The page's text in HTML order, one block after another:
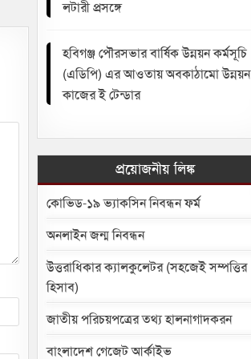
লটারী প্রসঙ্গে
হবিগঞ্জ পৌরসভার বার্ষিক উন্নয়ন কর্মসূচি
(এডিপি) এর আওতায় অবকাঠামো উন্নয়ন
কাজের ই টেন্ডার
প্রয়োজনীয় লিঙ্ক
কোভিড-১৯ ভ্যাকসিন নিবন্ধন ফর্ম
অনলাইন জন্ম নিবন্ধন
উত্তরাধিকার ক্যালকুলেটর (সহজেই সম্পত্তির
হিসাব)
জাতীয় পরিচয়পত্রের তথ্য হালনাগাদকরন
বাংলাদেশ গেজেট আর্কাইভ